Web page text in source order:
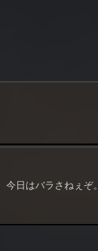
日はバラさねぇぞ。